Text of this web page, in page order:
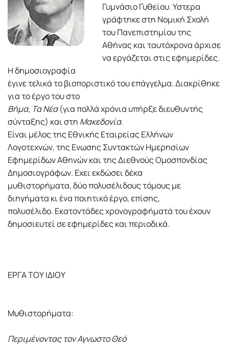
Γυμνάσιο Γυθείου. Υστερα
γράφτηκε στη Νομική Σχολή
του Πανεπιστημίου της
Αθήνας και ταυτόχρονα άρχισε
να εργάζεται στις εφημερίδες.
Η δημοσιογραφία
έγινε τελικά το βιοποριστικό του επάγγελμα. Διακρίθηκε
για το έργο του στο
Βήμα, Τα Νέα(για πολλά χρόνια υπήρξε διευθυντής
σύνταξης) και στη Μακεδονία.
Είναι μέλος της Εθνικής Εταιρείας Ελλήνων
Λογοτεχνών, της Ενωσης Συντακτών Ημερησίων
Εφημερίδων Αθηνών και της Διεθνούς Ομοσπονδίας
Δημοσιογράφων. Εχει εκδώσει δέκα
μυθιστορήματα, δύο πολυσέλιδους τόμους με
διηγήματα κι ένα ποιητικό έργο, επίσης,
πολυσέλιδο. Εκατοντάδες χρονογραφήματά του έχουν
δημοσιευτεί σε εφημερίδες και περιοδικά.
ΕΡΓΑ ΤΟΥ ΙΔΙΟΥ
Μυθιστορήματα:
Περιμένοντας τον Αγνωστο Θεό